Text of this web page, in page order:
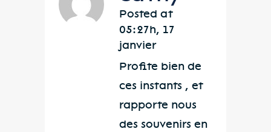
Posted at
05:27h, 17
janvier
Profite bien de
ces instants , et
rapporte nous
des souvenirs en